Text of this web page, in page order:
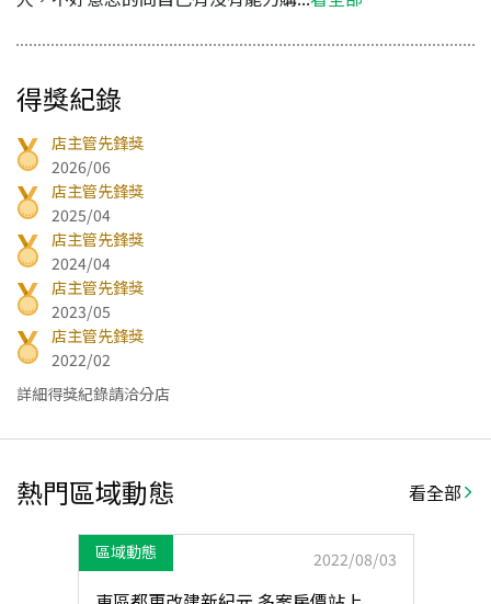
得獎紀錄
店主管先鋒獎
2026/06
店主管先鋒獎
2025/04
店主管先鋒獎
2024/04
店主管先鋒獎
2023/05
店主管先鋒獎
2022/02
詳細得獎紀錄請洽分店
熱門區域動態 看全部
區域動態 2022/08/03